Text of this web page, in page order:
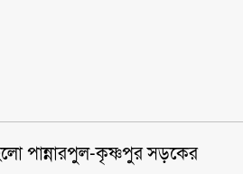
পান্নারপুল-কৃষ্ণপুর সড়কের